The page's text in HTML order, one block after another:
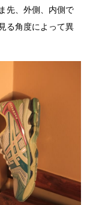
先、外側、内側で
る角度によって異